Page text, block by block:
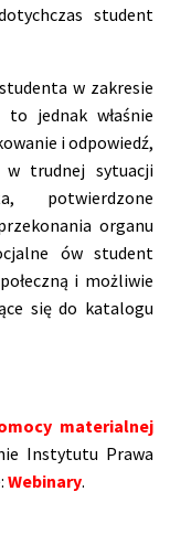
student
w zakresie
jednak właśnie
i odpowiedź,
w trudnej sytuacji
potwierdzone
organu
ów student
i możliwie
się do katalogu
materialnej
Instytutu Prawa
Webinary.